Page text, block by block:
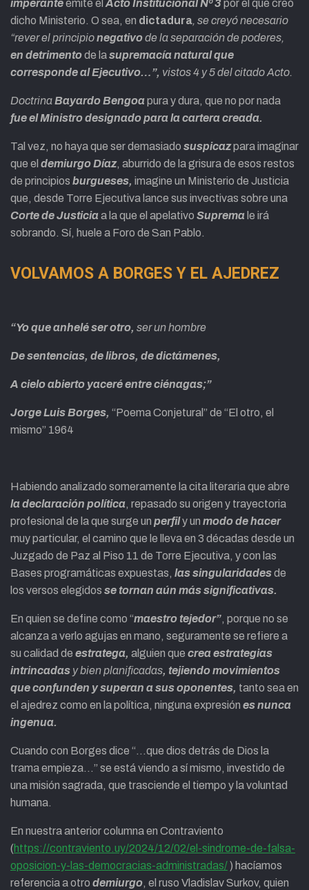
imperanteemite el Acto Institucional Nº 3por el que creó
dicho Ministerio. O sea, en dictadura, se creyó necesario
“rever el principionegativode la separación de poderes,
en detrimentode lasupremacía natural que
corresponde al Ejecutivo…”, vistos 4 y 5 del citado Acto.
DoctrinaBayardo Bengoapura y dura, que no por nada
fue el Ministro designado para la cartera creada.
Tal vez, no haya que ser demasiado suspicazpara imaginar
que el demiurgo Díaz, aburrido de la grisura de esos restos
de principios burgueses, imagine un Ministerio de Justicia
que, desde Torre Ejecutiva lance sus invectivas sobre una
Corte de Justiciaa la que el apelativo Suprema le irá
sobrando. Sí, huele a Foro de San Pablo.
VOLVAMOS A BORGES Y EL AJEDREZ
“Yo que anhelé ser otro, ser un hombre
De sentencias, de libros, de dictámenes,
A cielo abierto yaceré entre ciénagas;”
Jorge Luis Borges, “Poema Conjetural” de “El otro, el
mismo” 1964
Habiendo analizado someramente la cita literaria que abre
la declaración política, repasado su origen y trayectoria
profesional de la que surge un perfily un modo de hacer
muy particular, el camino que le lleva en 3 décadas desde un
Juzgado de Paz al Piso 11 de Torre Ejecutiva, y con las
Bases programáticas expuestas, las singularidadesde
los versos elegidos se tornan aún más significativas.
En quien se define como “maestro tejedor”, porque no se
alcanza a verlo agujas en mano, seguramente se refiere a
su calidad de estratega, alguien que crea estrategias
intrincadas y bien planificadas, tejiendo movimientos
que confunden y superan a sus oponentes, tanto sea en
el ajedrez como en la política, ninguna expresión es nunca
ingenua.
Cuando con Borges dice “…que dios detrás de Dios la
trama empieza…” se está viendo a sí mismo, investido de
una misión sagrada, que trasciende el tiempo y la voluntad
humana.
En nuestra anterior columna en Contraviento
(https://contraviento.uy/2024/12/02/el-sindrome-de-falsa-
oposicion-y-las-democracias-administradas/) hacíamos
referencia a otro demiurgo, el ruso Vladislav Surkov, quien